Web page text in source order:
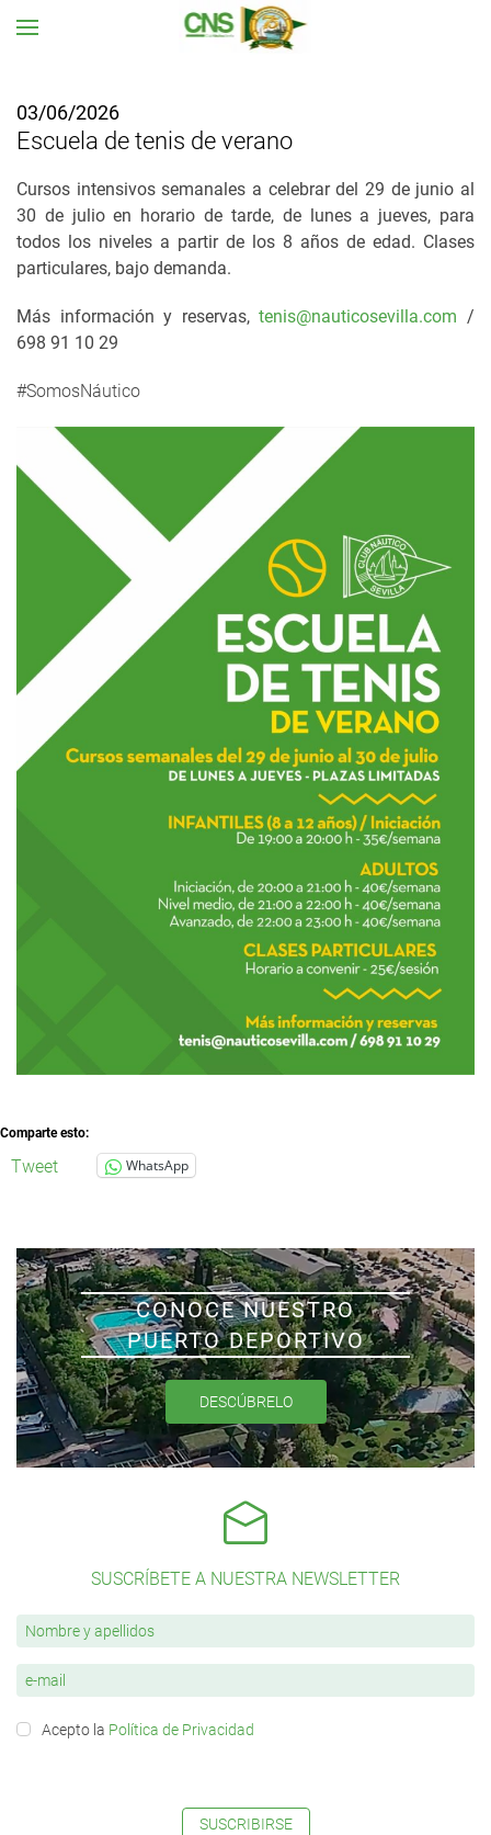
03/06/2026
Escuela de tenis de verano
Cursos intensivos semanales a celebrar del 29 de junio al
30 de julio en horario de tarde, de lunes a jueves, para
todos los niveles a partir de los 8 años de edad. Clases
particulares, bajo demanda.
Más información y reservas,tenis@nauticosevilla.com /
698 91 10 29
#SomosNáutico
Comparte esto:
Tweet WhatsApp
CONOCE NUESTRO
PUERTO DEPORTIVO
DESCÚBRELO
SUSCRÍBETE A NUESTRA NEWSLETTER
Acepto la Política de Privacidad
SUSCRIBIRSE